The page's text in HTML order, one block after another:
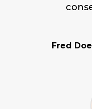
Fred